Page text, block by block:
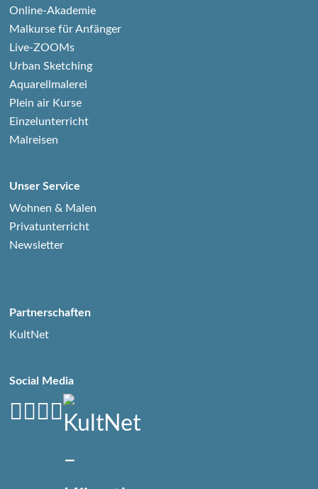
Online-Akademie
Malkurse für Anfänger
Live-ZOOMs
Urban Sketching
Aquarellmalerei
Plein air Kurse
Einzelunterricht
Malreisen
Unser Service
Wohnen & Malen
Privatunterricht
Newsletter
Partnerschaften
KultNet
Social Media